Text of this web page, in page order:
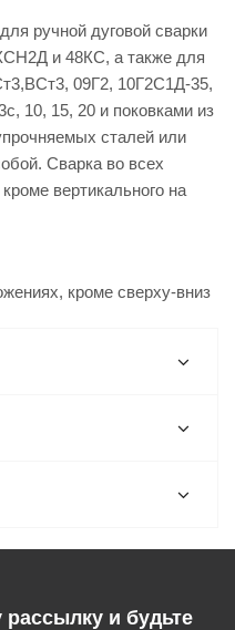
ручной дуговой сварки
и 48КС, а также для
09Г2, 10Г2С1Д-35,
10, 15, 20 и поковками из
сталей или
Сварка во всех
вертикального на
кроме сверху-вниз
и будьте